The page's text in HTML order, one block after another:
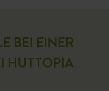
BEI EINER
HUTTOPIA